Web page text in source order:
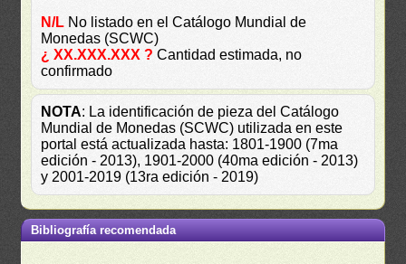
N/L No listado en el Catálogo Mundial de
Monedas (SCWC)
¿ XX.XXX.XXX ? Cantidad estimada, no
confirmado
NOTA: La identificación de pieza del Catálogo
Mundial de Monedas (SCWC) utilizada en este
portal está actualizada hasta: 1801-1900 (7ma
edición - 2013), 1901-2000 (40ma edición - 2013)
y 2001-2019 (13ra edición - 2019)
Bibliografía recomendada